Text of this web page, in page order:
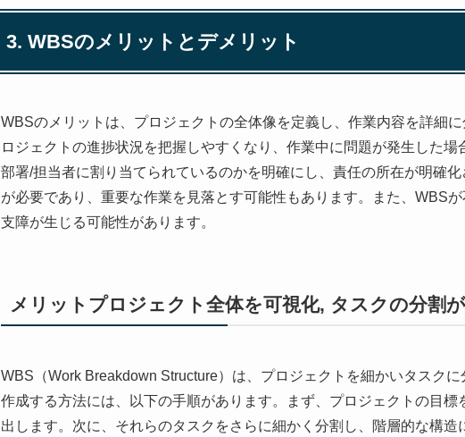
3. WBSのメリットとデメリット
WBSのメリットは、プロジェクトの全体像を定義し、作業内容を詳細
ロジェクトの進捗状況を把握しやすくなり、作業中に問題が発生した
部署/担当者に割り当てられているのかを明確にし、責任の所在が明確
が必要であり、重要な作業を見落とす可能性もあります。また、WBS
支障が生じる可能性があります。
メリットプロジェクト全体を可視化, タスクの分割
WBS（Work Breakdown Structure）は、プロジェクトを細かいタスク
作成する方法には、以下の手順があります。まず、プロジェクトの目
出します。次に、それらのタスクをさらに細かく分割し、階層的な構